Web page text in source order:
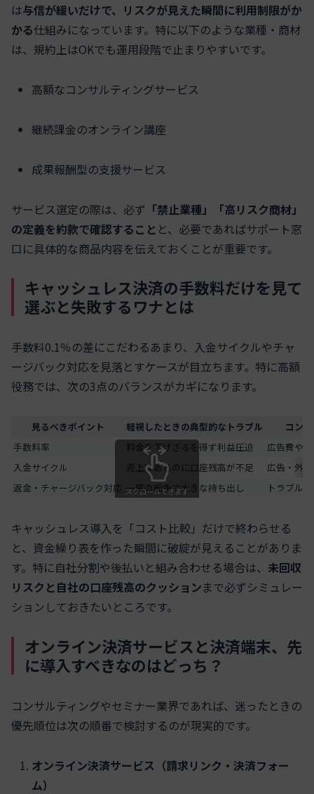
は与信が緩いだけで、リスクが見えた瞬間に利用制限がか
かる仕組みになっています。特に以下のような業種・商材
は、規約上はOKでも運用段階で止まりやすいです。
高額なコンサルティングサービス
継続課金のオンライン講座
成果報酬型の支援サービス
サービス選定の際は、必ず 「禁止業種」「高リスク商材」
の定義を約款で確認すること と、必要であればサポート窓
口に具体的な商品内容を伝えておくことが重要です。
キャッシュレス決済の手数料だけを見て
選ぶと失敗するワナとは
手数料0.1％の差にこだわるあまり、入金サイクルやチャ
ージバック対応を見落とすケースが目立ちます。特に高額
役務では、次の3点のバランスがカギになります。
見るべきポイント 軽視したときの典型的なトラブル
コン
手数料率
料金を下げざるを得ず利益圧迫
広告費や
入金サイクル
売上はあるのに口座残高が不足
広告・外
返金・チャージバック対応 一度の紛争で大きな持ち出し トラブル
スクロールできます
キャッシュレス導入を「コスト比較」だけで終わらせる
と、資金繰り表を作った瞬間に破綻が見えることがありま
す。特に自社分割や後払いと組み合わせる場合は、 未回収
リスクと自社の口座残高のクッションまで必ずシミュレー
ションしておきたいところです。
オンライン決済サービスと決済端末、先
に導入すべきなのはどっち？
コンサルティングやセミナー業界であれば、迷ったときの
優先順位は次の順番で検討するのが現実的です。
オンライン決済サービス（請求リンク・決済フォー
ム）